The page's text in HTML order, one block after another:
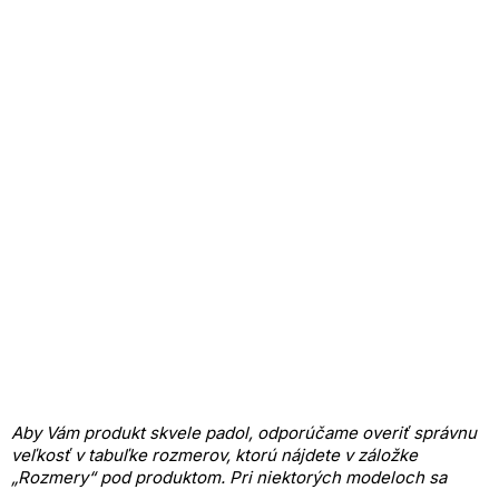
Aby Vám produkt skvele padol, odporúčame overiť správnu
veľkosť v tabuľke rozmerov, ktorú nájdete v záložke
„Rozmery“ pod produktom. Pri niektorých modeloch sa